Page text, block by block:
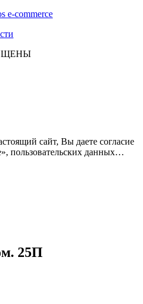
e-commerce
сайт, Вы даете согласие
пользовательских данных…
25П